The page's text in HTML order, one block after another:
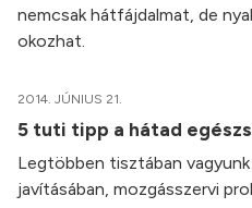
nemcsak hátfájdalmat, de
okozhat.
2014. JÚNIUS 21.
5 tuti tipp a hátad
Legtöbben tisztában
javításában, mozgásszervi